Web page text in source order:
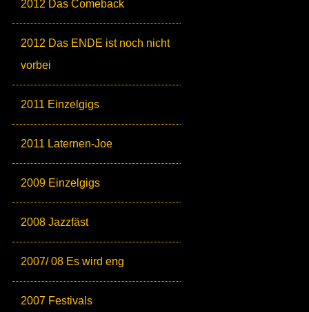
2012 Das Comeback
2012 Das ENDE ist noch nicht
vorbei
2011 Einzelgigs
2011 Laternen-Joe
2009 Einzelgigs
2008 Jazzfäst
2007/ 08 Es wird eng
2007 Festivals